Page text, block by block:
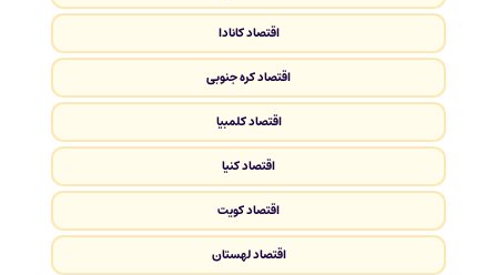
اقتصاد کانادا
اقتصاد کره جنوبی
اقتصاد کلمبیا
اقتصاد کنیا
اقتصاد کویت
اقتصاد لهستان